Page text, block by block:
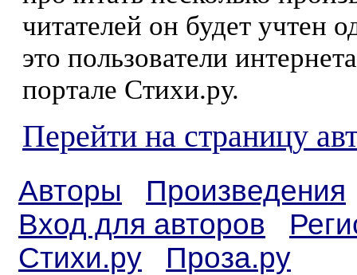
читателей он будет учтен
это пользователи
портале Стихи.ру.
Перейти на страницу
Авторы
Произведения
Вход для авторов
Стихи.ру
Проза.ру